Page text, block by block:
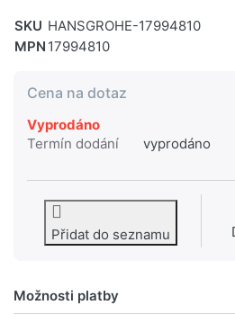
SKU HANSGROHE-17994810
MPN 17994810
Cena na dotaz
Vyprodáno
Termín dodání
vyprodáno
Přidat do seznamu
Možnosti platby